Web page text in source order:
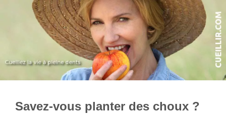
Savez-vous planter des choux ?